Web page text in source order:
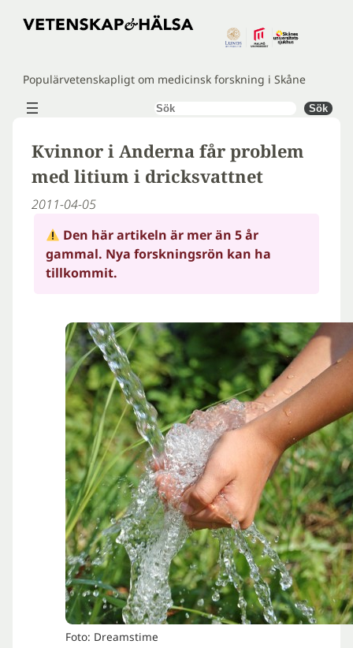
Hoppa
Populärvetenskapligt om medicinsk forskning i Skåne
Sök Sök
Kvinnor i Anderna får problem
med litium i dricksvattnet
2011-04-05
Den här artikeln är mer än 5 år
gammal. Nya forskningsrön kan ha
tillkommit.
Foto: Dreamstime